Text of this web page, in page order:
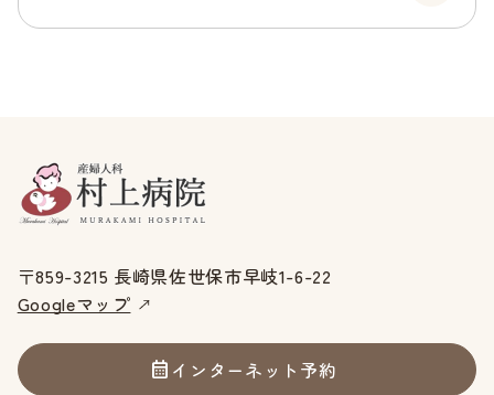
〒859-3215 長崎県佐世保市早岐1-6-22
Googleマップ
インターネット予約